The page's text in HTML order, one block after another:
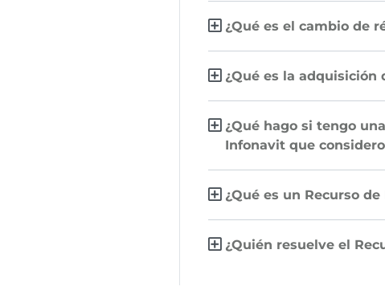
¿Qué es el cambio de
¿Qué es la adquisición
¿Qué hago si tengo
Infonavit que
¿Qué es un Recurso
¿Quién resuelve el